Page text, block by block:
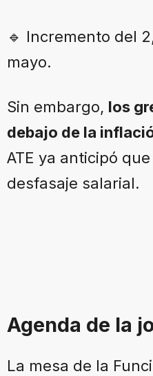
🔹 Incremento del
mayo.
Sin embargo, los
debajo de la
ATE ya anticipó
desfasaje salarial.
Agenda de la
La mesa de la